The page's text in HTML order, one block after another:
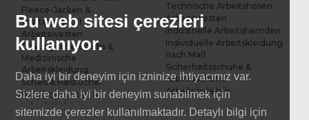
Fleece-Jacken &
Wintermäntel
Arbeitswesten
Chirurgische Scrubs &
Medizinische
Arbeitskleidung
Schals & Halstücher
Arbeitsschürzen &
Laborkittel
Technische Arbeitshosen
Arbeitswesten
Industrielle Arbeitshemden
Individuelle Arbeitskleidung
nach Maß
Sicherheitsschuhe &
Arbeitsschuhe
Arbeitszubehör
Bu web sitesi çerezleri
kullanıyor.
Daha iyi bir deneyim için izninize ihtiyacımız var.
Sizlere daha iyi bir deneyim sunabilmek için
sitemizde çerezler kullanılmaktadır. Detaylı bilgi için